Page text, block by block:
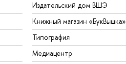
Издательский дом ВШЭ
Книжный магазин «БукВышка»
Типография
Медиацентр